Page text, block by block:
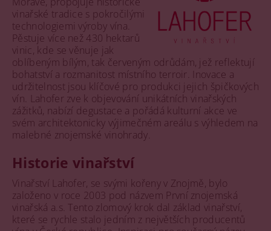
vinařské tradice s pokročilými
technologiemi výroby vína.
Pěstuje více než 430 hektarů
vinic, kde se věnuje jak
oblíbeným bílým, tak červeným odrůdám, jež reflektují
bohatství a rozmanitost místního terroir. Inovace a
udržitelnost jsou klíčové pro produkci jejich špičkových
vín. Lahofer zve k objevování unikátních vinařských
zážitků, nabízí degustace a pořádá kulturní akce ve
svém architektonicky výjimečném areálu s výhledem na
malebné znojemské vinohrady.
Historie vinařství
Vinařství Lahofer, se svými kořeny v Znojmě, bylo
založeno v roce 2003 pod názvem První znojemská
vinařská a.s. Tento zlomový krok dal základ vinařství,
které se rychle stalo jedním z největších producentů